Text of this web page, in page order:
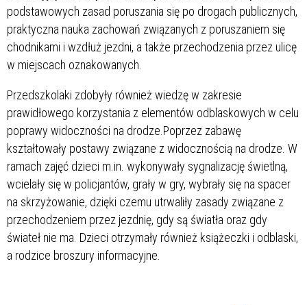
podstawowych zasad poruszania się po drogach publicznych,
praktyczna nauka zachowań związanych z poruszaniem się
chodnikami i wzdłuż jezdni, a także przechodzenia przez ulicę
w miejscach oznakowanych.
Przedszkolaki zdobyły również wiedzę w zakresie
prawidłowego korzystania z elementów odblaskowych w celu
poprawy widoczności na drodze.Poprzez zabawę
kształtowały postawy związane z widocznością na drodze. W
ramach zajęć dzieci m.in. wykonywały sygnalizację świetlną,
wcielały się w policjantów, grały w gry, wybrały się na spacer
na skrzyżowanie, dzięki czemu utrwaliły zasady związane z
przechodzeniem przez jezdnię, gdy są światła oraz gdy
świateł nie ma. Dzieci otrzymały również książeczki i odblaski,
a rodzice broszury informacyjne.